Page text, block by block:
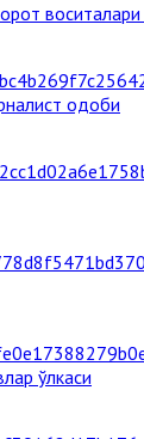
одоби
ўлкаси